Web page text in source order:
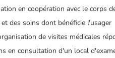
en coopération avec le corps
des soins dont bénéficie l'usager
de visites médicales
en consultation d'un local